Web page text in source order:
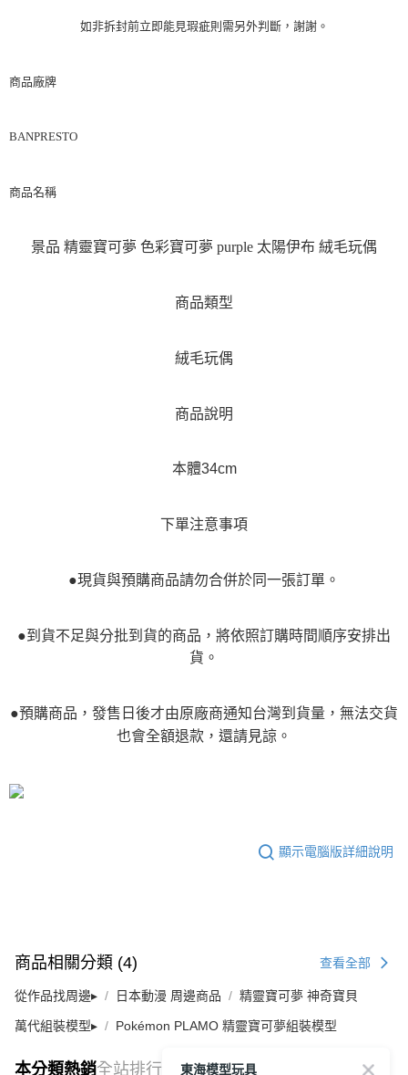
如非拆封前立即能見瑕疵則需另外判斷，謝謝。
商品廠牌
BANPRESTO
商品名稱
景品 精靈寶可夢 色彩寶可夢 purple 太陽伊布 絨毛玩偶
商品類型
絨毛玩偶
商品說明
本體34cm
下單注意事項
●現貨與預購商品請勿合併於同一張訂單。
●到貨不足與分批到貨的商品，將依照訂購時間順序安排出
貨。
●預購商品，發售日後才由原廠商通知台灣到貨量，無法交貨
也會全額退款，還請見諒。
顯示電腦版詳細說明
商品相關分類 (4) 查看全部
從作品找周邊▸ 日本動漫 周邊商品 精靈寶可夢 神奇寶貝
萬代組裝模型▸ Pokémon PLAMO 精靈寶可夢組裝模型
本分類熱銷全站排行 東海模型玩具